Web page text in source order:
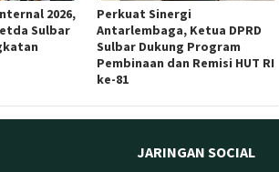
2026,
Sulbar
Perkuat Sinergi
Antarlembaga, Ketua DPRD
Sulbar Dukung Program
Pembinaan dan Remisi HUT RI
ke-81
JARINGAN SOCIAL